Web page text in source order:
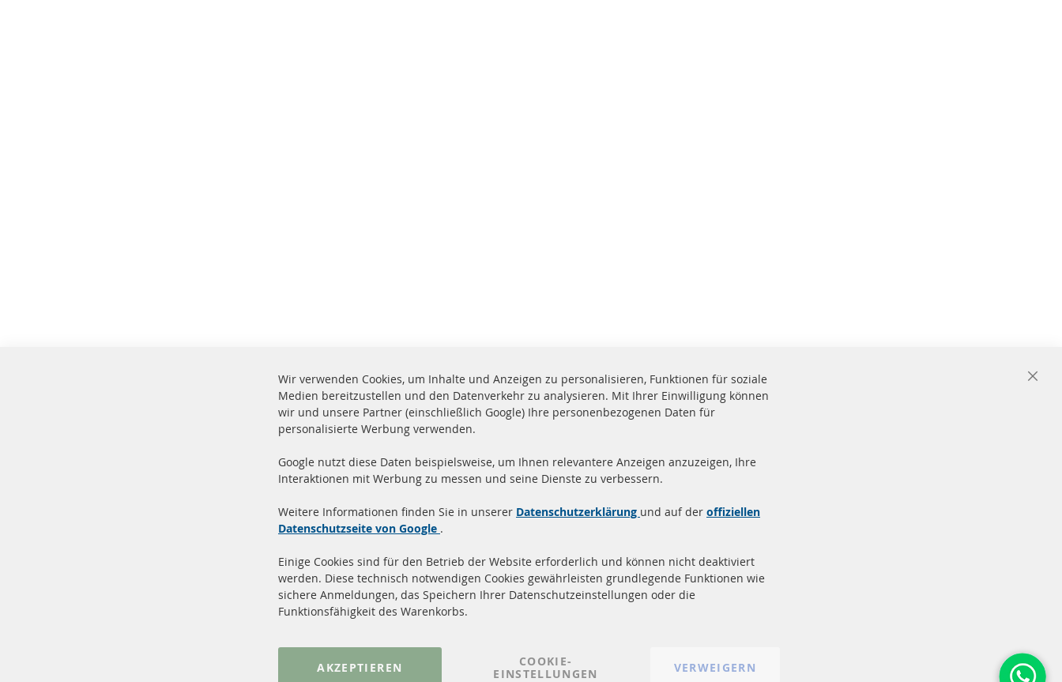
Versand innerhalb 24 Stunden
Produkte auf Lager
Alle Teile zertifiziert und
homologiert mit e-Prüfzeichen
Quick Links
Dieselpartikelfilter (DPF)
Dieselpartikelfilter Reinigung
Katalysator (KAT)
Über uns
Zahlungsarten
Versandkosten
Close
Wir verwenden Cookies, um Inhalte und Anzeigen zu personalisieren, Funktionen für soziale
Medien bereitzustellen und den Datenverkehr zu analysieren. Mit Ihrer Einwilligung können
wir und unsere Partner (einschließlich Google) Ihre personenbezogenen Daten für
personalisierte Werbung verwenden.
Google nutzt diese Daten beispielsweise, um Ihnen relevantere Anzeigen anzuzeigen, Ihre
Interaktionen mit Werbung zu messen und seine Dienste zu verbessern.
Weitere Informationen finden Sie in unserer Datenschutzerklärung und auf der offiziellen
Datenschutzseite von Google .
Einige Cookies sind für den Betrieb der Website erforderlich und können nicht deaktiviert
werden. Diese technisch notwendigen Cookies gewährleisten grundlegende Funktionen wie
sichere Anmeldungen, das Speichern Ihrer Datenschutzeinstellungen oder die
Funktionsfähigkeit des Warenkorbs.
AKZEPTIEREN
COOKIE-
EINSTELLUNGEN
VERWEIGERN